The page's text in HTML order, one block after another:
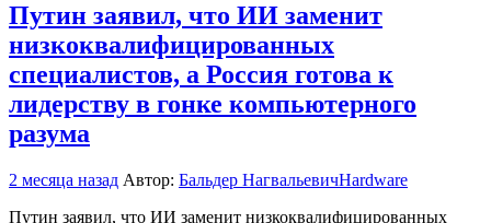
Путин заявил, что ИИ заменит
низкоквалифицированных
специалистов, а Россия готова к
лидерству в гонке компьютерного
разума
2 месяца назад Автор: Бальдер НагвальевичHardware
Путин заявил, что ИИ заменит низкоквалифицированных